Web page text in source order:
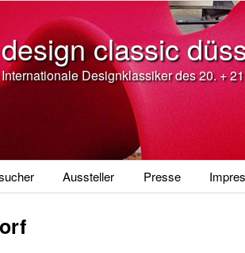
design classic
Internationale Designklassiker des 20. +
Aussteller Presse